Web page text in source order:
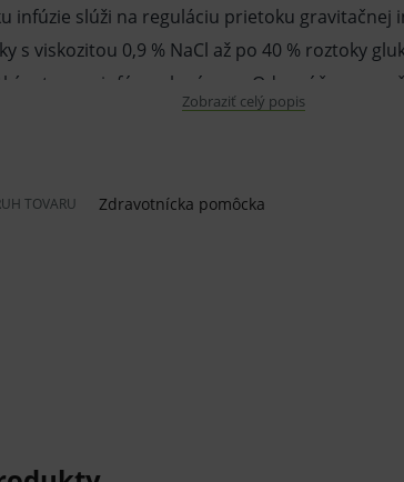
infúzie slúži na reguláciu prietoku gravitačnej
s viskozitou 0,9 % NaCl až po 40 % roztoky
typom infúznych súprav. Odporúča sa
infúzie od 10 do 300 ml/hod. Sterilný.
Male Luer Lock, druhý koniec
prietok infúzie.
Zobraziť celý popis
TOVARU Zdravotnícka pomôcka